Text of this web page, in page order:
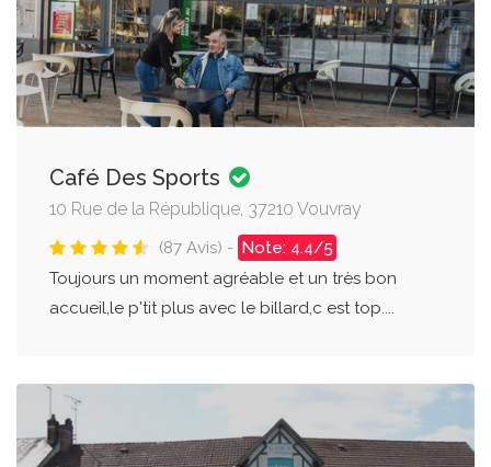
Café Des Sports
10 Rue de la République, 37210 Vouvray
(87 Avis) - Note: 4.4/5
Toujours un moment agréable et un très bon
accueil,le p'tit plus avec le billard,c est top....